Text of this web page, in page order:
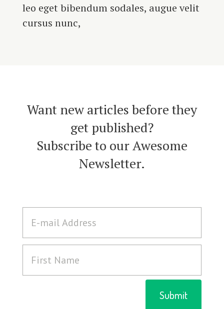
leo eget bibendum sodales, augue velit
cursus nunc,
Want new articles before they
get published?
Subscribe to our Awesome
Newsletter.
Submit